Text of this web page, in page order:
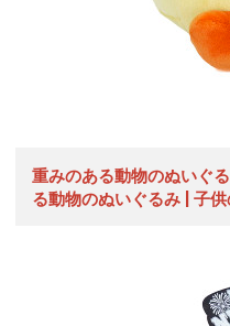
重みのある動物のぬいぐ
る動物のぬいぐるみ | 子